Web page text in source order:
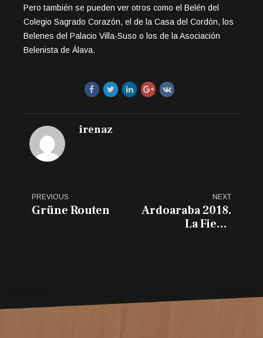
Pero también se pueden ver otros como el Belén del
Colegio Sagrado Corazón, el de la Casa del Cordón, los
Belenes del Palacio Villa-Suso o los de la Asociación
Belenista de Álava.
irenaz
PREVIOUS
Grüne Routen
NEXT
Ardoaraba 2018.
La Fiesta